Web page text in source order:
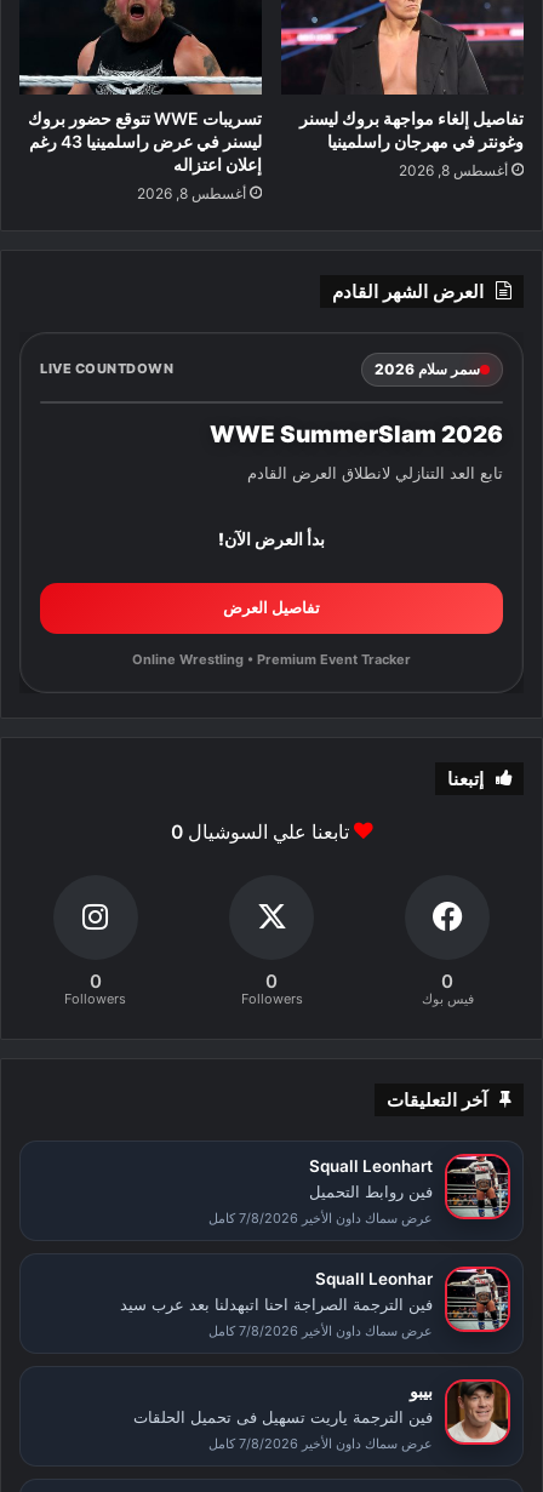
تفاصيل إلغاء مواجهة بروك ليسنر
وغونتر في مهرجان راسلمينيا
أغسطس 8, 2026
تسريبات WWE تتوقع حضور بروك
ليسنر في عرض راسلمينيا 43 رغم
إعلان اعتزاله
أغسطس 8, 2026
العرض الشهر القادم
سمر سلام 2026 LIVE COUNTDOWN
WWE SummerSlam 2026
تابع العد التنازلي لانطلاق العرض القادم
بدأ العرض الآن!
تفاصيل العرض
Online Wrestling • Premium Event Tracker
إتبعنا
تابعنا علي السوشيال0
0
فيس بوك
0
Followers
0
Followers
آخر التعليقات
Squall Leonhart
فين روابط التحميل
عرض سماك داون الأخير 7/8/2026 كامل
Squall Leonhar
فين الترجمة الصراجة احنا اتبهدلنا بعد عرب سيد
عرض سماك داون الأخير 7/8/2026 كامل
بيبو
فين الترجمة ياريت تسهيل فى تحميل الحلقات
عرض سماك داون الأخير 7/8/2026 كامل